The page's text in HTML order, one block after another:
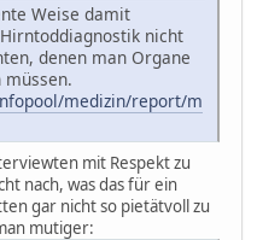
Weise damit
nicht
denen man Organe
medizin/report/m
mit Respekt zu
nach, was das für ein
gar nicht so pietätvoll zu
mutiger: